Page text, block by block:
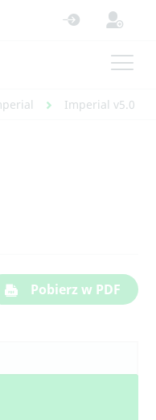
Imperial v5.0 -
Pobierz w PDF